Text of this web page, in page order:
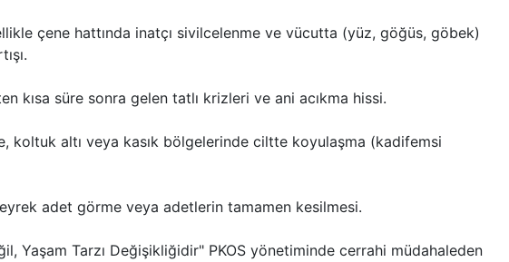
çene hattında inatçı sivilcelenme ve vücutta (yüz, göğüs, göbek)
kısa süre sonra gelen tatlı krizleri ve ani acıkma hissi.
koltuk altı veya kasık bölgelerinde ciltte koyulaşma (kadifemsi
adet görme veya adetlerin tamamen kesilmesi.
Yaşam Tarzı Değişikliğidir" PKOS yönetiminde cerrahi müdahaleden